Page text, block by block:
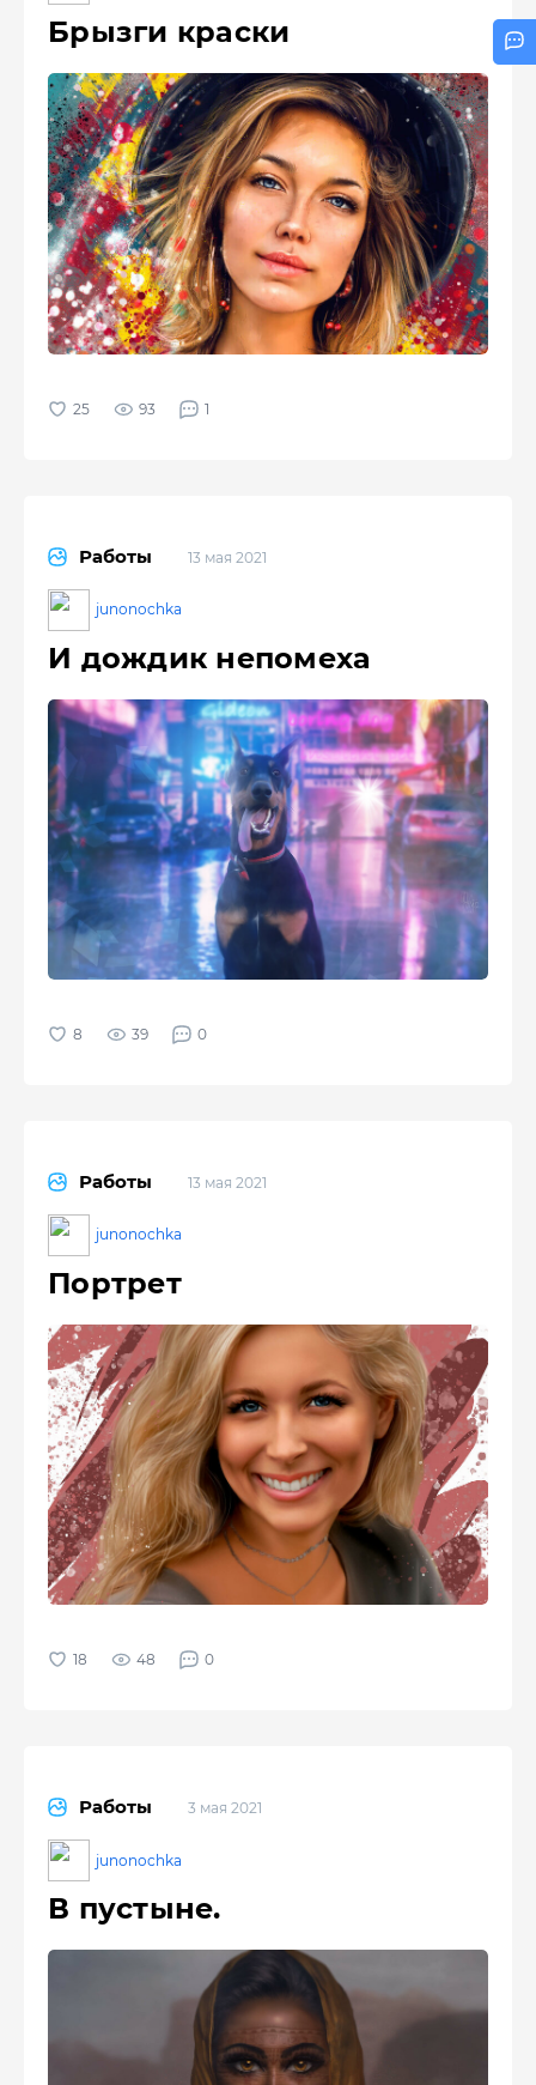
Брызги краски
93 1
Работы 13 мая 2021
junonochka
И дождик непомеха
39 0
Работы 13 мая 2021
junonochka
Портрет
48 0
Работы 3 мая 2021
junonochka
В пустыне.